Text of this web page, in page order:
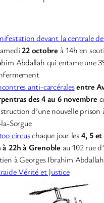
devant la centrale
22 octobre à 14h en
Abdallah qui entame une
anti-carcéralesentre
des 4 au 6 novembre
d’une nouvelle prison
Sorgue
circuschaque jour les4, 5
à 22h à Grenoble au 102 rue
à Georges Ibrahim
Vérité et Justice